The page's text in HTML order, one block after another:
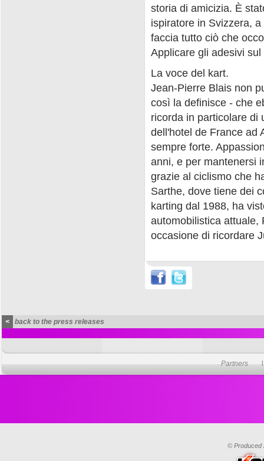
storia di amicizia. È
ispiratore in Svizzera,
faccia tutto ciò che
Applicare gli adesivi
La voce del kart.
Jean-Pierre Blais non
così la definisce - che
ricorda in particolare di
dell'hotel de France ad
sempre forte.
anni, e per mantenersi
grazie al ciclismo che
Sarthe, dove tiene dei
karting dal 1988, ha
automobilistica attuale,
occasione di ricordare
< back to the press releases
Partners
© Produced